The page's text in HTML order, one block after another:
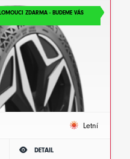
ZDARMA - BUDEME VÁS
Letní
DETAIL